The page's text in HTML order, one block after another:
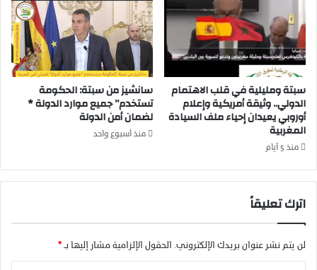
ا
ص
ف
ي
"
ت
ح
ه
ل
ش
ع
د
ب
ي
ر
م
ن
ح
ا
ا
سبتة ومليلية في قلب الاهتمام
الدولي.. وثيقة أمريكية وإعلام
أوروبي يعيدان إحياء ملف السيادة
المغربية
منذ 5 أيام
سانشيز من سبتة: الحكومة
تستخدم” جميع موارد الدولة *
لضمان أمن الدولة
منذ أسبوع واحد
اترك تعليقاً
لن يتم نشر عنوان بريدك الإلكتروني. الحقول الإلزامية مشار إليها بـ *